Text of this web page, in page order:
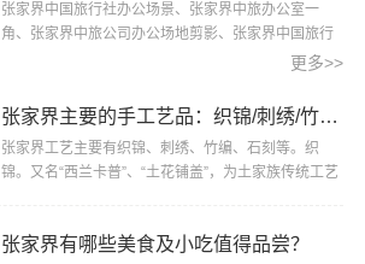
张家界中国旅行社办公场景、张家界中旅办公室一
角、张家界中旅公司办公场地剪影、张家界中国旅行
更多>>
张家界主要的手工艺品：织锦/刺绣/竹编/石刻
张家界工艺主要有织锦、刺绣、竹编、石刻等。织
锦。又名“西兰卡普”、“土花铺盖”，为土家族传统工艺
张家界有哪些美食及小吃值得品尝？